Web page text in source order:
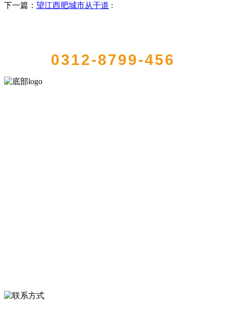
下一篇： 望江西肥城市从干道 :
0312-8799-456